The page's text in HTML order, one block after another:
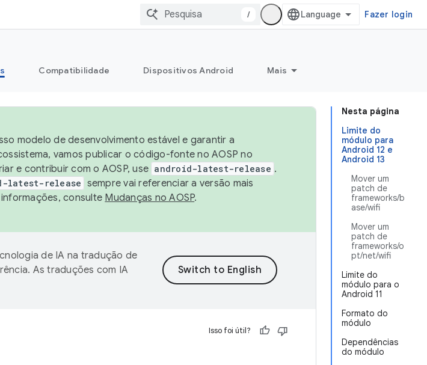
/ Fazer login
Compatibilidade Dispositivos Android Mais
Nesta página
Limite do
módulo para
Android 12 e
Android 13
Mover um
patch de
frameworks/b
ase/wifi
Mover um
patch de
frameworks/o
pt/net/wifi
Limite do
módulo para o
Android 11
Formato do
módulo
Dependências
do módulo
modelo de desenvolvimento estável e garantir a
vamos publicar o código-fonte no AOSP no
e contribuir com o AOSP, use android-latest-release .
latest-release sempre vai referenciar a versão mais
consulte Mudanças no AOSP.
de IA na tradução de
As traduções com IA
Isso foi útil?